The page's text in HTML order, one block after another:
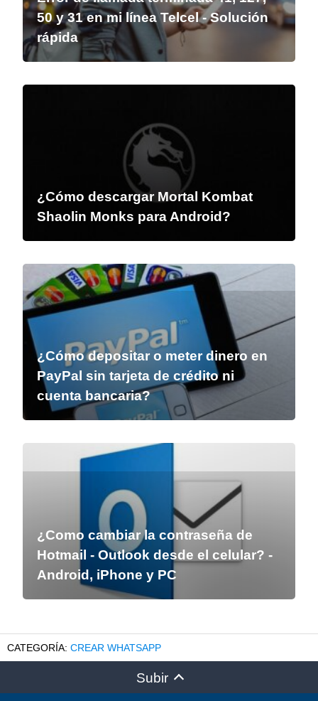
50 y 31 en mi línea Telcel - Solución
rápida
¿Cómo descargar Mortal Kombat
Shaolin Monks para Android?
¿Cómo depositar o meter dinero en
PayPal sin tarjeta de crédito ni
cuenta bancaria?
¿Como cambiar la contraseña de
Hotmail - Outlook desde el celular? -
Android, iPhone y PC
CREAR WHATSAPP
Subir